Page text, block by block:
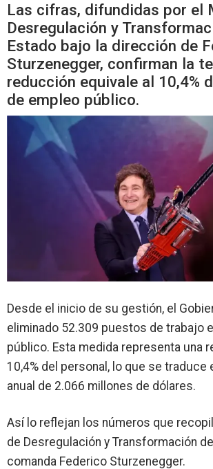
Las cifras, difundidas por el
Desregulación y
Estado bajo la dirección de
Sturzenegger, confirman la
reducción equivale al 10,4%
de empleo público.
Desde el inicio de su gestión, el
eliminado 52.309 puestos de trabajo
público. Esta medida representa una
10,4% del personal, lo que se traduce
anual de 2.066 millones de dólares.
Así lo reflejan los números que
de Desregulación y Transformación
comanda Federico Sturzenegger.